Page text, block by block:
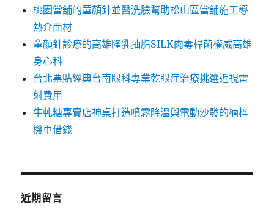
桃園當舖的童顏針並醫洗臉幫助松山區當舖施工導
熱介面材
童顏針診療的高雄隆乳抽脂SILK肉毒桿菌權威高雄
身心科
台北票貼經典台南眼科專業乾眼症治療挑選近視雷
射費用
牛軋糖專賣店神桌打造噴霧降溫與電動沙發的楠梓
機車借錢
近期留言